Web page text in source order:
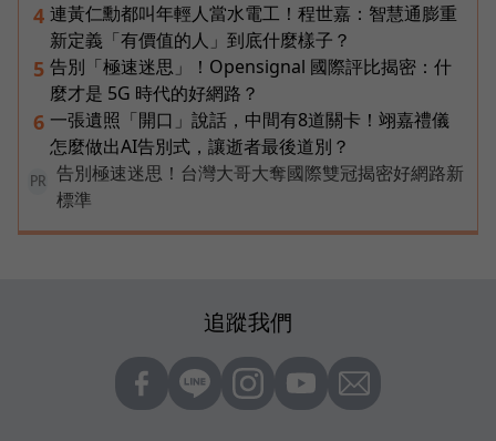
4 連黃仁勳都叫年輕人當水電工！程世嘉：智慧通膨重
新定義「有價值的人」到底什麼樣子？
5 告別「極速迷思」！Opensignal 國際評比揭密：什
麼才是 5G 時代的好網路？
6 一張遺照「開口」說話，中間有8道關卡！翊嘉禮儀
怎麼做出AI告別式，讓逝者最後道別？
PR
告別極速迷思！台灣大哥大奪國際雙冠揭密好網路新
標準
追蹤我們